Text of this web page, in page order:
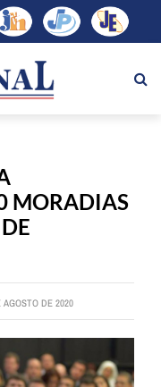
MORADIAS
AGOSTO DE 2020